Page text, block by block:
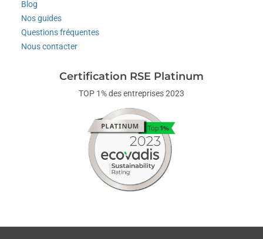
Blog
Nos guides
Questions fréquentes
Nous contacter
Certification RSE Platinum
TOP 1% des entreprises 2023